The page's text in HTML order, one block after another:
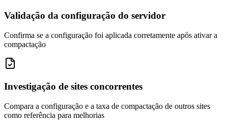
Validação da configuração do servidor
Confirma se a configuração foi aplicada corretamente após ativar a
compactação
Investigação de sites concorrentes
Compara a configuração e a taxa de compactação de outros sites
como referência para melhorias